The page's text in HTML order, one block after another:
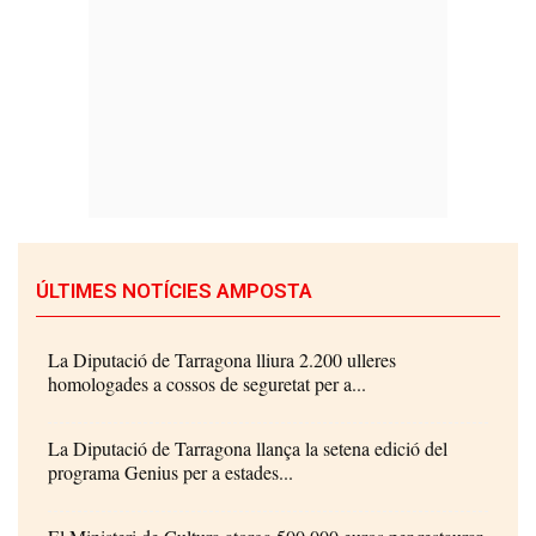
ÚLTIMES NOTÍCIES AMPOSTA
La Diputació de Tarragona lliura 2.200 ulleres
homologades a cossos de seguretat per a...
La Diputació de Tarragona llança la setena edició del
programa Genius per a estades...